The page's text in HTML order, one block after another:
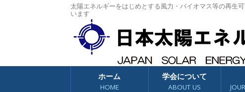
太陽エネルギーをはじめとする風力・バイオマス等の再生
います
コンテンツへスキップ
ホーム
HOME
学会について
ABOUT US